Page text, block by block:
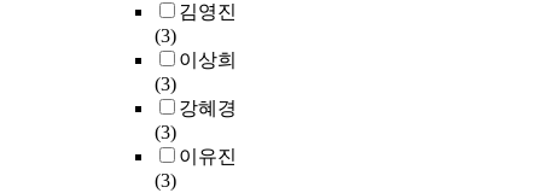
김영진
(3)
이상희
(3)
강혜경
(3)
이유진
(3)